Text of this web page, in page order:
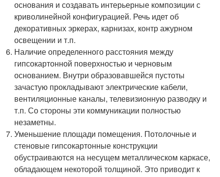
основания и создавать интерьерные композиции с
криволинейной конфигурацией. Речь идет об
декоративных эркерах, карнизах, контр ажурном
освещении и т.п.
Наличие определенного расстояния между
гипсокартонной поверхностью и черновым
основанием. Внутри образовавшейся пустоты
зачастую прокладывают электрические кабели,
вентиляционные каналы, телевизионную разводку и
т.п. Со стороны эти коммуникации полностью
незаметны.
Уменьшение площади помещения. Потолочные и
стеновые гипсокартонные конструкции
обустраиваются на несущем металлическом каркасе,
обладающем некоторой толщиной. Это приводит к